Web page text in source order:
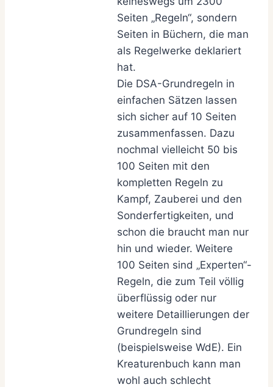
Seiten „Regeln“, sondern
Seiten in Büchern, die man
als Regelwerke deklariert
hat.
Die DSA-Grundregeln in
einfachen Sätzen lassen
sich sicher auf 10 Seiten
zusammenfassen. Dazu
nochmal vielleicht 50 bis
100 Seiten mit den
kompletten Regeln zu
Kampf, Zauberei und den
Sonderfertigkeiten, und
schon die braucht man nur
hin und wieder. Weitere
100 Seiten sind „Experten“-
Regeln, die zum Teil völlig
überflüssig oder nur
weitere Detaillierungen der
Grundregeln sind
(beispielsweise WdE). Ein
Kreaturenbuch kann man
wohl auch schlecht